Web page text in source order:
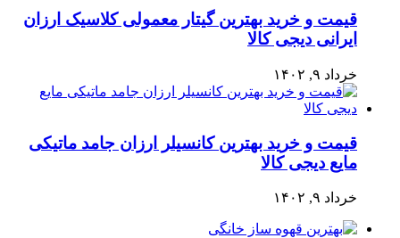
قیمت و خرید بهترین گیتار معمولی کلاسیک ارزان
ایرانی دیجی کالا
خرداد ۹, ۱۴۰۲
قیمت و خرید بهترین کانسیلر ارزان جامد ماتیکی
مایع دیجی کالا
خرداد ۹, ۱۴۰۲